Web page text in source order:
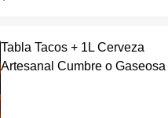
Tabla Tacos + 1L Cerveza
Artesanal Cumbre o Gaseosa